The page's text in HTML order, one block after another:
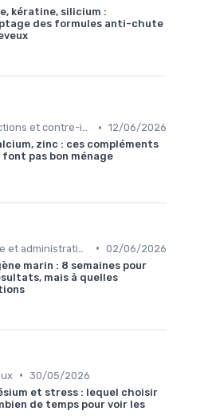
kératine, silicium :
des formules anti-chute
Interactions et contre-indications • 12/06/2026
zinc : ces compléments
font pas bon ménage
• 02/06/2026
marin : 8 semaines pour
mais à quelles
• 30/05/2026
et stress : lequel choisir
de temps pour voir les